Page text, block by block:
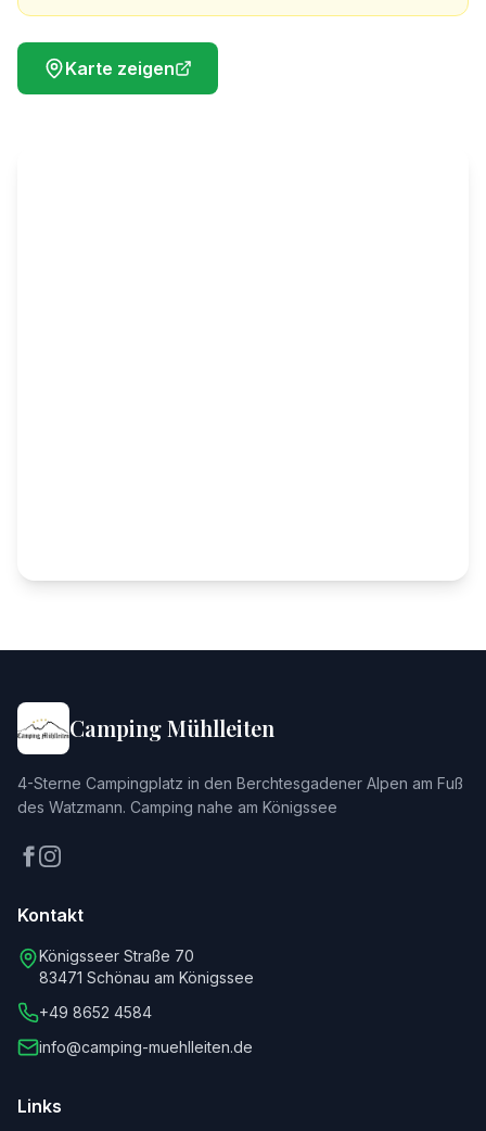
Karte zeigen
Camping Mühlleiten
4-Sterne Campingplatz in den Berchtesgadener Alpen am Fuß
des Watzmann. Camping nahe am Königssee
Kontakt
Königsseer Straße 70
83471 Schönau am Königssee
+49 8652 4584
info@camping-muehlleiten.de
Links